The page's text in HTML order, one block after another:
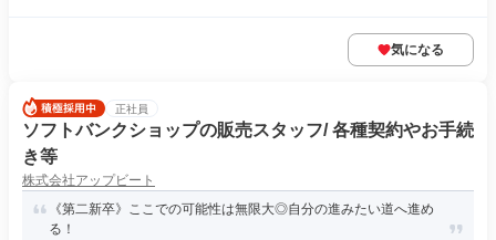
気になる
正社員
ソフトバンクショップの販売スタッフ/ 各種契約やお手続
き等
株式会社アップビート
《第二新卒》ここでの可能性は無限大◎自分の進みたい道へ進め
る！